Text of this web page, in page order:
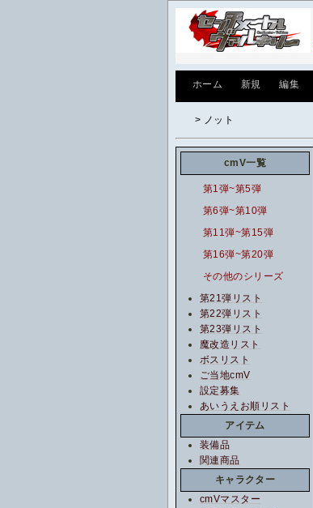
ホーム 新規 編集
> ノット
cmV一覧
第1弾~第5弾
第6弾~第10弾
第11弾~第15弾
第16弾~第20弾
その他のシリーズ
第21弾リスト
第22弾リスト
第23弾リスト
魔改造リスト
ボスリスト
ご当地cmV
設定募集
あいうえお順リスト
アイテム
装備品
関連商品
キャラクター
cmVマスター